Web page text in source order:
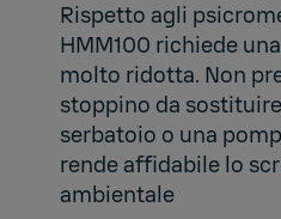
Rispetto agli
HMM100 richiede
molto ridotta. Non
stoppino da
serbatoio o una
rende affidabile lo
ambientale